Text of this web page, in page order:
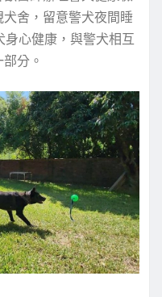
舍，留意警犬夜間睡
心健康，與警犬相互
分。